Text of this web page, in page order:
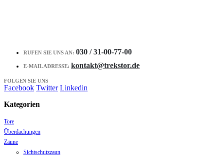
RUFEN SIE UNS AN: 030 / 31-00-77-00
E-MAIL ADRESSE: kontakt@trekstor.de
FOLGEN SIE UNS
Facebook Twitter Linkedin
Kategorien
Tore
Überdachungen
Zäune
Sichtschutzzaun